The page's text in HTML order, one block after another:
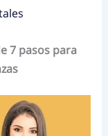
7 pasos para